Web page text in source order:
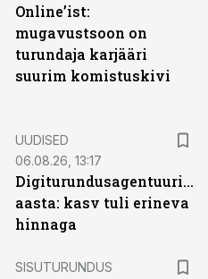
Online’ist:
mugavustsoon on
turundaja karjääri
suurim komistuskivi
UUDISED
06.08.26, 13:17
Digiturundusagentuuride
aasta: kasv tuli erineva
hinnaga
SISUTURUNDUS